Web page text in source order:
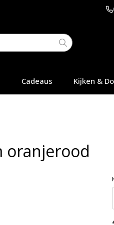
Cadeaus Kijken &
oranjerood